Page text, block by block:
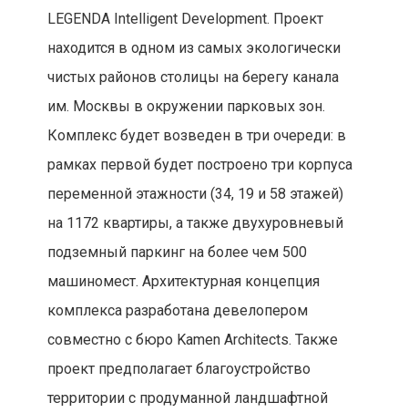
LEGENDA Intelligent Development. Проект
находится в одном из самых экологически
чистых районов столицы на берегу канала
им. Москвы в окружении парковых зон.
Комплекс будет возведен в три очереди: в
рамках первой будет построено три корпуса
переменной этажности (34, 19 и 58 этажей)
на 1172 квартиры, а также двухуровневый
подземный паркинг на более чем 500
машиномест. Архитектурная концепция
комплекса разработана девелопером
совместно с бюро Kamen Architects. Также
проект предполагает благоустройство
территории с продуманной ландшафтной